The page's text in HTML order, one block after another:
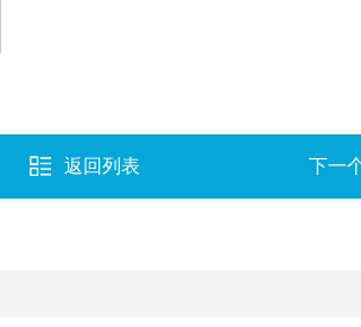
返回列表 下一